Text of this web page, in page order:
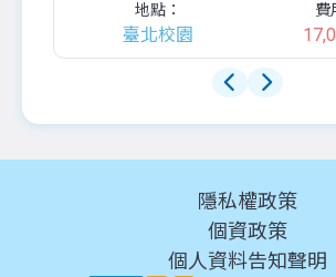
地點：
臺北校園
費
隱私權政策
個資政策
個人資料告知聲明